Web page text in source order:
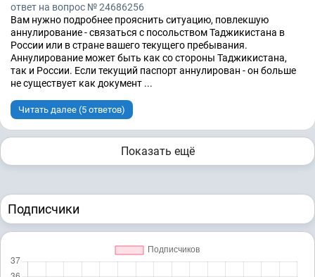
ответ на вопрос № 24686256
Вам нужно подробнее прояснить ситуацию, повлекшую
аннулирование - связаться с посольством Таджикистана в
России или в стране вашего текущего пребывания.
Аннулирование может быть как со стороны Таджикистана,
так и России. Если текущий паспорт аннулирован - он больше
не существует как документ ...
Читать далее (5 ответов)
Показать ещё
Подписчики